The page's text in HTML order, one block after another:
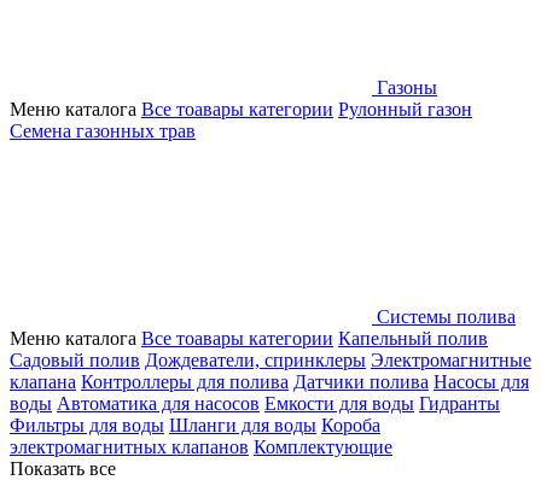
Газоны
Меню каталога Все тоавары категории Рулонный газон
Семена газонных трав
Системы полива
Меню каталога Все тоавары категории Капельный полив
Садовый полив Дождеватели, спринклеры Электромагнитные
клапана Контроллеры для полива Датчики полива Насосы для
воды Автоматика для насосов Емкости для воды Гидранты
Фильтры для воды Шланги для воды Короба
электромагнитных клапанов Комплектующие
Показать все